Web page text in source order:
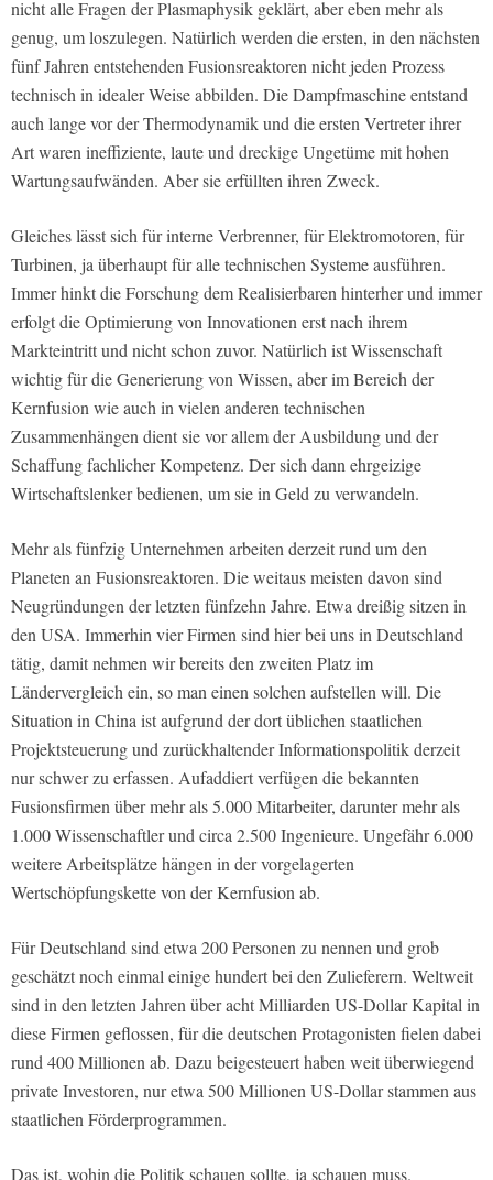
nicht alle Fragen der Plasmaphysik geklärt, aber eben mehr als
genug, um loszulegen. Natürlich werden die ersten, in den nächsten
fünf Jahren entstehenden Fusionsreaktoren nicht jeden Prozess
technisch in idealer Weise abbilden. Die Dampfmaschine entstand
auch lange vor der Thermodynamik und die ersten Vertreter ihrer
Art waren ineffiziente, laute und dreckige Ungetüme mit hohen
Wartungsaufwänden. Aber sie erfüllten ihren Zweck.
Gleiches lässt sich für interne Verbrenner, für Elektromotoren, für
Turbinen, ja überhaupt für alle technischen Systeme ausführen.
Immer hinkt die Forschung dem Realisierbaren hinterher und immer
erfolgt die Optimierung von Innovationen erst nach ihrem
Markteintritt und nicht schon zuvor. Natürlich ist Wissenschaft
wichtig für die Generierung von Wissen, aber im Bereich der
Kernfusion wie auch in vielen anderen technischen
Zusammenhängen dient sie vor allem der Ausbildung und der
Schaffung fachlicher Kompetenz. Der sich dann ehrgeizige
Wirtschaftslenker bedienen, um sie in Geld zu verwandeln.
Mehr als fünfzig Unternehmen arbeiten derzeit rund um den
Planeten an Fusionsreaktoren. Die weitaus meisten davon sind
Neugründungen der letzten fünfzehn Jahre. Etwa dreißig sitzen in
den USA. Immerhin vier Firmen sind hier bei uns in Deutschland
tätig, damit nehmen wir bereits den zweiten Platz im
Ländervergleich ein, so man einen solchen aufstellen will. Die
Situation in China ist aufgrund der dort üblichen staatlichen
Projektsteuerung und zurückhaltender Informationspolitik derzeit
nur schwer zu erfassen. Aufaddiert verfügen die bekannten
Fusionsfirmen über mehr als 5.000 Mitarbeiter, darunter mehr als
1.000 Wissenschaftler und circa 2.500 Ingenieure. Ungefähr 6.000
weitere Arbeitsplätze hängen in der vorgelagerten
Wertschöpfungskette von der Kernfusion ab.
Für Deutschland sind etwa 200 Personen zu nennen und grob
geschätzt noch einmal einige hundert bei den Zulieferern. Weltweit
sind in den letzten Jahren über acht Milliarden US-Dollar Kapital in
diese Firmen geflossen, für die deutschen Protagonisten fielen dabei
rund 400 Millionen ab. Dazu beigesteuert haben weit überwiegend
private Investoren, nur etwa 500 Millionen US-Dollar stammen aus
staatlichen Förderprogrammen.
Das ist, wohin die Politik schauen sollte, ja schauen muss.